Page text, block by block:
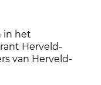
in het
Herveld-
van Herveld-